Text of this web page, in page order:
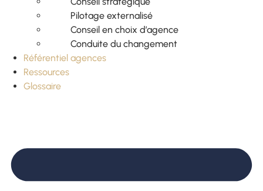
Pilotage externalisé
Conseil en choix d’agence
Conduite du changement
Référentiel agences
Ressources
Glossaire